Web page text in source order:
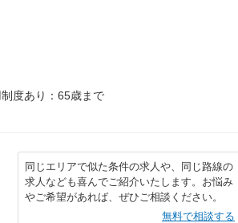
度あり：65歳まで
同じエリアで似た条件の求人や、同じ路線の
求人なども喜んでご紹介いたします。お悩み
やご希望があれば、ぜひご相談ください。
無料で相談する